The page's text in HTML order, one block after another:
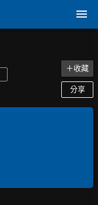
＋收藏
分享